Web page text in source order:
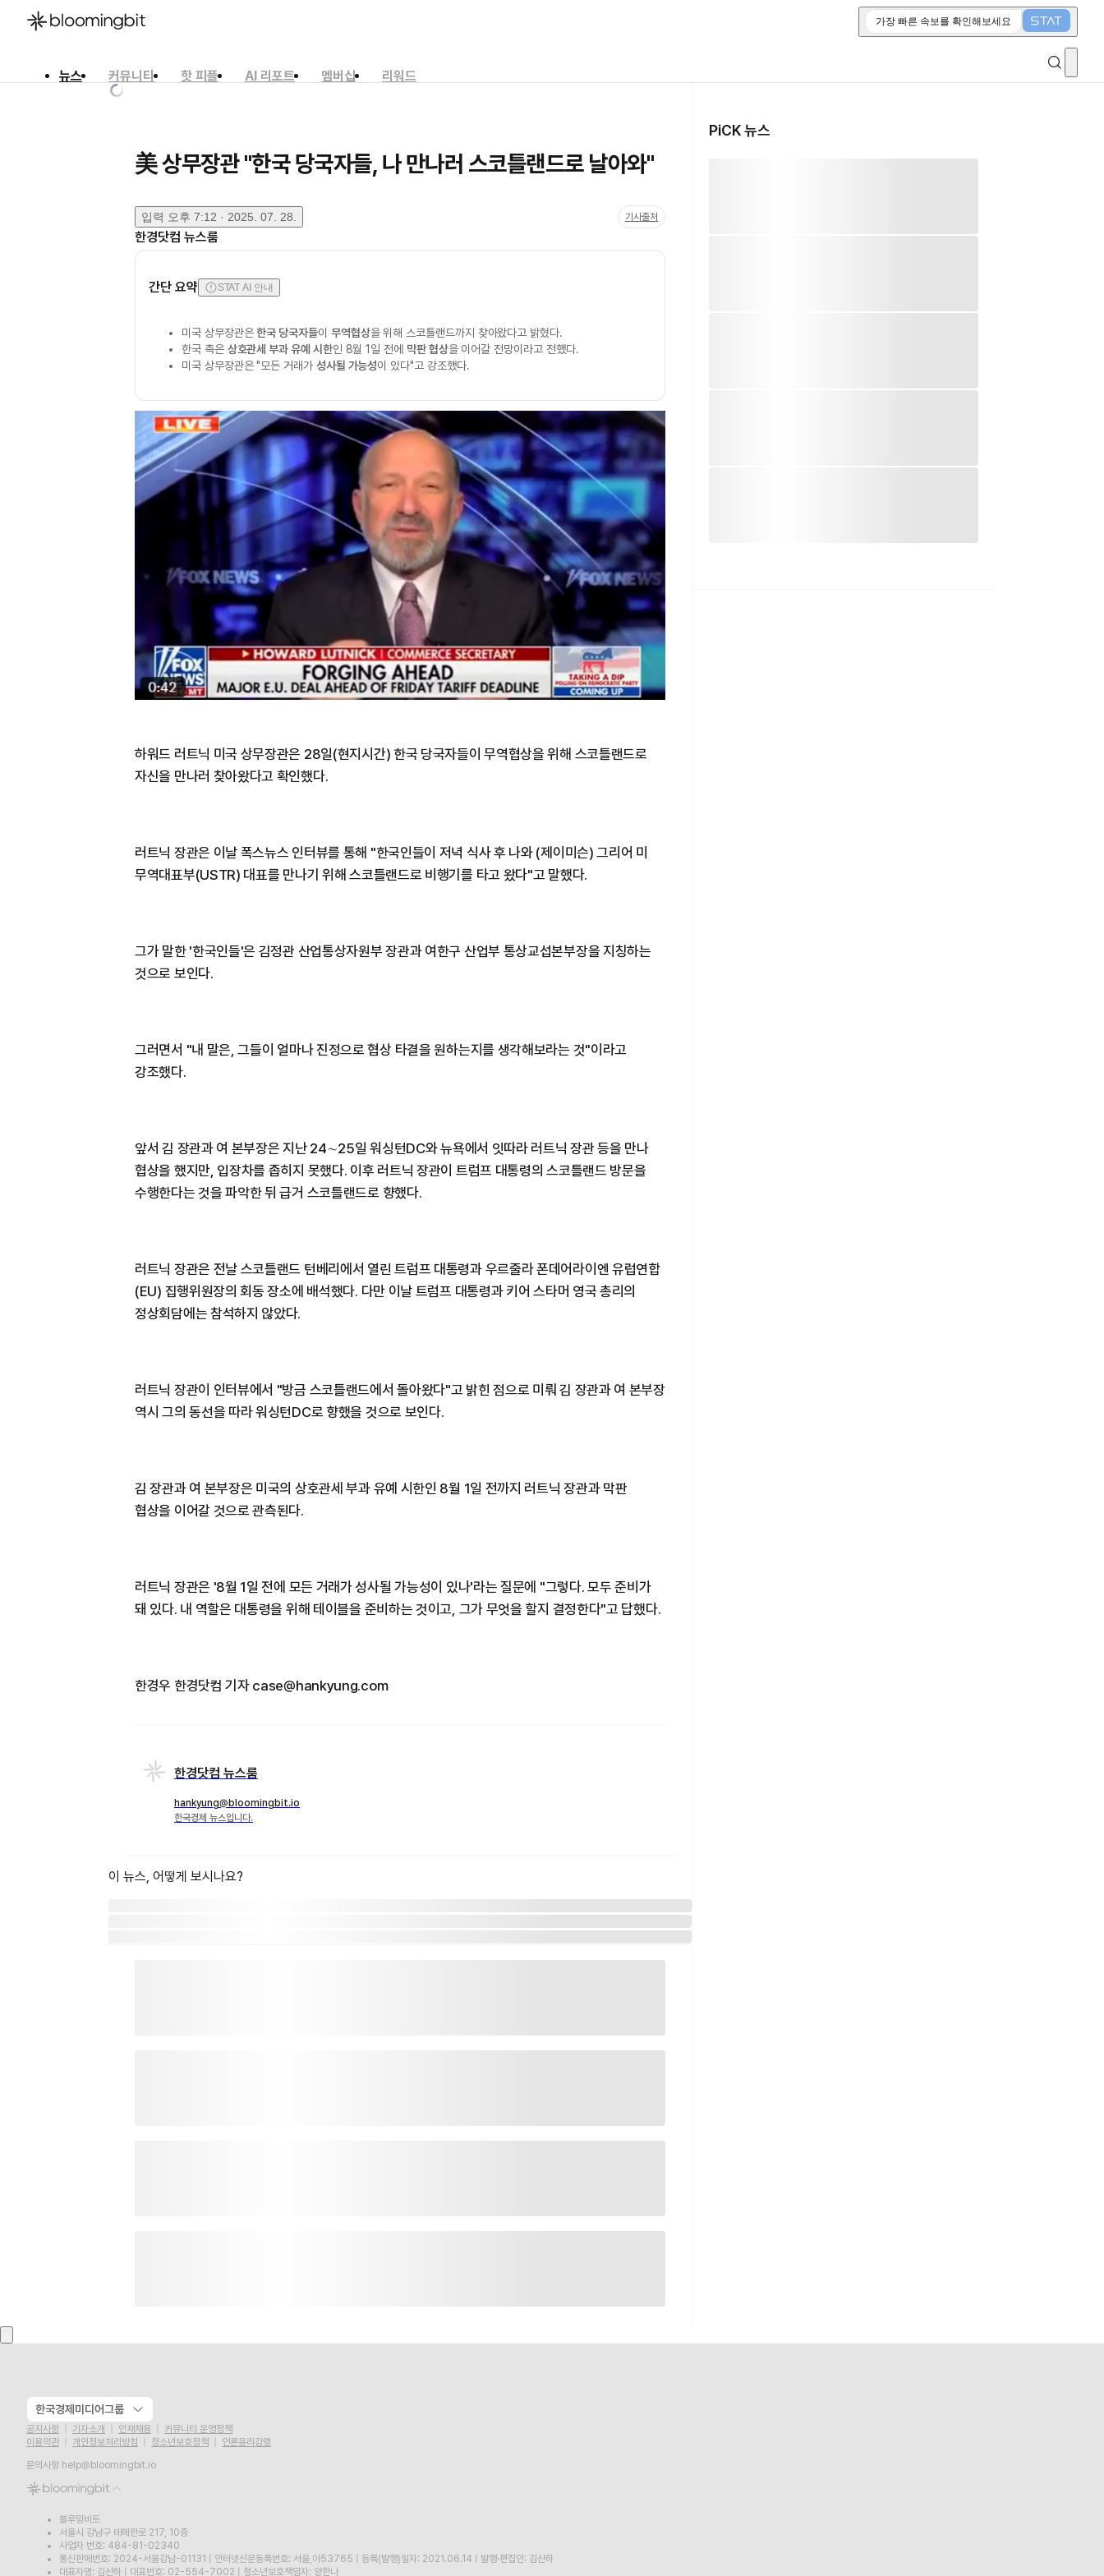
가장 빠른 속보를 확인해보세요
뉴스 커뮤니티 핫 피플 AI 리포트 멤버십
리워드
美 상무장관 "한국 당국자들, 나 만나러 스코틀랜드로 날아와"
입력 오후 7:12 · 2025. 07. 28. 기사출처
한경닷컴 뉴스룸
간단 요약 STAT AI 안내
미국 상무장관은한국 당국자들이 무역협상을 위해 스코틀랜드까지 찾아왔다고 밝혔다.
한국 측은 상호관세 부과 유예 시한인 8월 1일 전에 막판 협상을 이어갈 전망이라고 전했다.
미국 상무장관은 "모든 거래가 성사될 가능성이 있다"고 강조했다.
하워드 러트닉 미국 상무장관은 28일(현지시간) 한국 당국자들이 무역협상을 위해 스코틀랜드로
자신을 만나러 찾아왔다고 확인했다.
러트닉 장관은 이날 폭스뉴스 인터뷰를 통해 "한국인들이 저녁 식사 후 나와 (제이미슨) 그리어 미
무역대표부(USTR) 대표를 만나기 위해 스코틀랜드로 비행기를 타고 왔다"고 말했다.
그가 말한 '한국인들'은 김정관 산업통상자원부 장관과 여한구 산업부 통상교섭본부장을 지칭하는
것으로 보인다.
그러면서 "내 말은, 그들이 얼마나 진정으로 협상 타결을 원하는지를 생각해보라는 것"이라고
강조했다.
앞서 김 장관과 여 본부장은 지난 24∼25일 워싱턴DC와 뉴욕에서 잇따라 러트닉 장관 등을 만나
협상을 했지만, 입장차를 좁히지 못했다. 이후 러트닉 장관이 트럼프 대통령의 스코틀랜드 방문을
수행한다는 것을 파악한 뒤 급거 스코틀랜드로 향했다.
러트닉 장관은 전날 스코틀랜드 턴베리에서 열린 트럼프 대통령과 우르줄라 폰데어라이엔 유럽연합
(EU) 집행위원장의 회동 장소에 배석했다. 다만 이날 트럼프 대통령과 키어 스타머 영국 총리의
정상회담에는 참석하지 않았다.
러트닉 장관이 인터뷰에서 "방금 스코틀랜드에서 돌아왔다"고 밝힌 점으로 미뤄 김 장관과 여 본부장
역시 그의 동선을 따라 워싱턴DC로 향했을 것으로 보인다.
김 장관과 여 본부장은 미국의 상호관세 부과 유예 시한인 8월 1일 전까지 러트닉 장관과 막판
협상을 이어갈 것으로 관측된다.
러트닉 장관은 '8월 1일 전에 모든 거래가 성사될 가능성이 있나'라는 질문에 "그렇다. 모두 준비가
돼 있다. 내 역할은 대통령을 위해 테이블을 준비하는 것이고, 그가 무엇을 할지 결정한다"고 답했다.
한경우 한경닷컴 기자 case@hankyung.com
한경닷컴 뉴스룸
hankyung@bloomingbit.io
한국경제 뉴스입니다.
이 뉴스, 어떻게 보시나요?
PiCK 뉴스
한국경제미디어그룹
공지사항 기자소개 인재채용
커뮤니티 운영정책
이용약관
개인정보처리방침 청소년보호정책
언론윤리강령
문의사항 help@bloomingbit.io
블루밍비트
서울시 강남구 테헤란로 217, 10층
사업자 번호: 484-81-02340
통신판매번호: 2024-서울강남-01131
인터넷신문등록번호: 서울,아53765 등록(발행)일자: 2021.06.14
발행·편집인: 김산하
대표자명: 김산하
대표번호: 02-554-7002 청소년보호책임자: 양한나